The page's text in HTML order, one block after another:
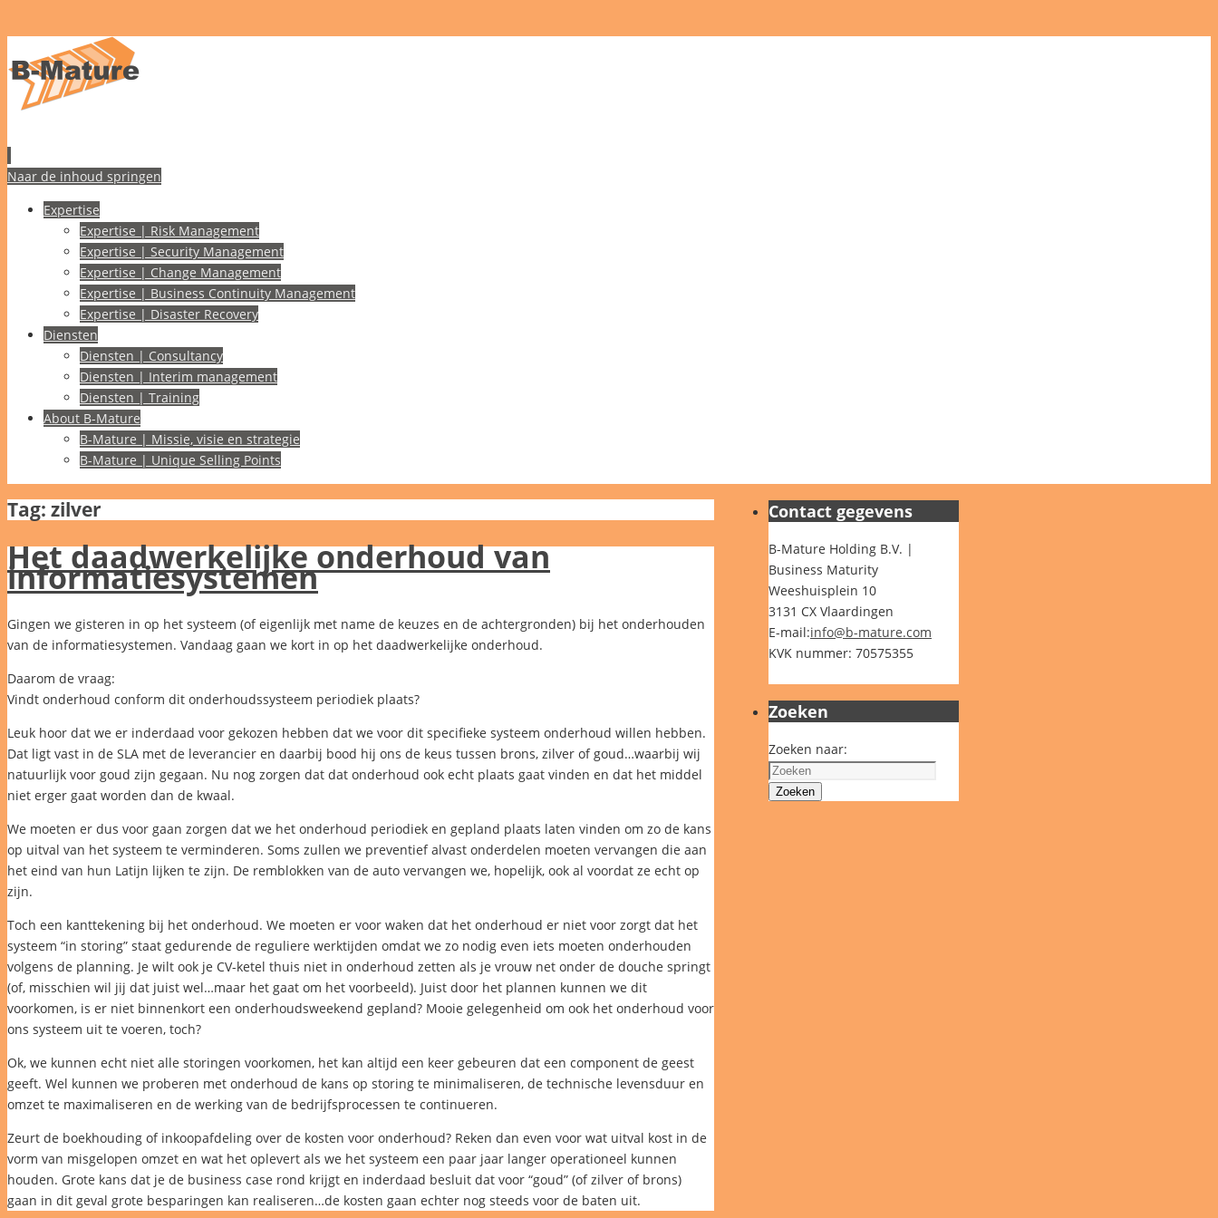
Naar de inhoud springen
Expertise
Expertise | Risk Management
Expertise | Security Management
Expertise | Change Management
Expertise | Business Continuity Management
Expertise | Disaster Recovery
Diensten
Diensten | Consultancy
Diensten | Interim management
Diensten | Training
About B-Mature
B-Mature | Missie, visie en strategie
B-Mature | Unique Selling Points
Tag: zilver
Het daadwerkelijke onderhoud van
informatiesystemen
Gingen we gisteren in op het systeem (of eigenlijk met name de keuzes en de achtergronden) bij het onderhouden
van de informatiesystemen. Vandaag gaan we kort in op het daadwerkelijke onderhoud.
Daarom de vraag:
Vindt onderhoud conform dit onderhoudssysteem periodiek plaats?
Leuk hoor dat we er inderdaad voor gekozen hebben dat we voor dit specifieke systeem onderhoud willen hebben.
Dat ligt vast in de SLA met de leverancier en daarbij bood hij ons de keus tussen brons, zilver of goud…waarbij wij
natuurlijk voor goud zijn gegaan. Nu nog zorgen dat dat onderhoud ook echt plaats gaat vinden en dat het middel
niet erger gaat worden dan de kwaal.
We moeten er dus voor gaan zorgen dat we het onderhoud periodiek en gepland plaats laten vinden om zo de kans
op uitval van het systeem te verminderen. Soms zullen we preventief alvast onderdelen moeten vervangen die aan
het eind van hun Latijn lijken te zijn. De remblokken van de auto vervangen we, hopelijk, ook al voordat ze echt op
zijn.
Toch een kanttekening bij het onderhoud. We moeten er voor waken dat het onderhoud er niet voor zorgt dat het
systeem “in storing” staat gedurende de reguliere werktijden omdat we zo nodig even iets moeten onderhouden
volgens de planning. Je wilt ook je CV-ketel thuis niet in onderhoud zetten als je vrouw net onder de douche springt
(of, misschien wil jij dat juist wel…maar het gaat om het voorbeeld). Juist door het plannen kunnen we dit
voorkomen, is er niet binnenkort een onderhoudsweekend gepland? Mooie gelegenheid om ook het onderhoud voor
ons systeem uit te voeren, toch?
Ok, we kunnen echt niet alle storingen voorkomen, het kan altijd een keer gebeuren dat een component de geest
geeft. Wel kunnen we proberen met onderhoud de kans op storing te minimaliseren, de technische levensduur en
omzet te maximaliseren en de werking van de bedrijfsprocessen te continueren.
Zeurt de boekhouding of inkoopafdeling over de kosten voor onderhoud? Reken dan even voor wat uitval kost in de
vorm van misgelopen omzet en wat het oplevert als we het systeem een paar jaar langer operationeel kunnen
houden. Grote kans dat je de business case rond krijgt en inderdaad besluit dat voor “goud” (of zilver of brons)
gaan in dit geval grote besparingen kan realiseren…de kosten gaan echter nog steeds voor de baten uit.
Contact gegevens
B-Mature Holding B.V. |
Business Maturity
Weeshuisplein 10
3131 CX Vlaardingen
E-mail:info@b-mature.com
KVK nummer: 70575355
Zoeken
Zoeken naar:
Zoeken